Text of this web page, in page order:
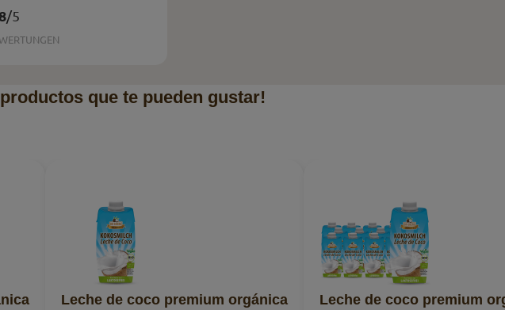
/5
que te pueden gustar!
Leche de coco premium orgánica
Leche de coco premium